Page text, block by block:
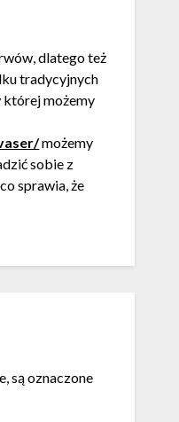
dlatego też
tradycyjnych
której możemy
możemy
sobie z
sprawia, że
są oznaczone